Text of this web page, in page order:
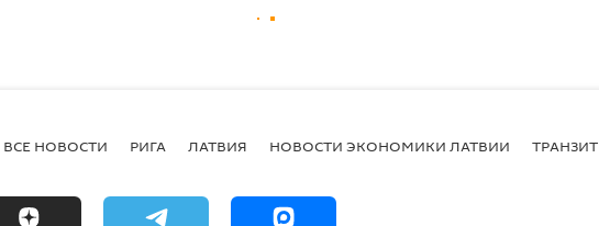
ВСЕ НОВОСТИ РИГА ЛАТВИЯ НОВОСТИ ЭКОНОМИКИ ЛАТВИИ ТРАНЗИТ